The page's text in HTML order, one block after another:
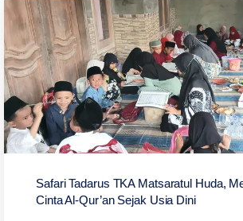
Safari Tadarus TKA Matsaratul Huda,
Cinta Al-Qur’an Sejak Usia Dini